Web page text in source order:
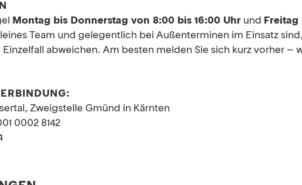
Montag bis Donnerstag von 8:00 bis 16:00 Uhr und Freitag
Team und gelegentlich bei Außenterminen im Einsatz
abweichen. Am besten melden Sie sich kurz vorher –
Zweigstelle Gmünd in Kärnten
0002 8142